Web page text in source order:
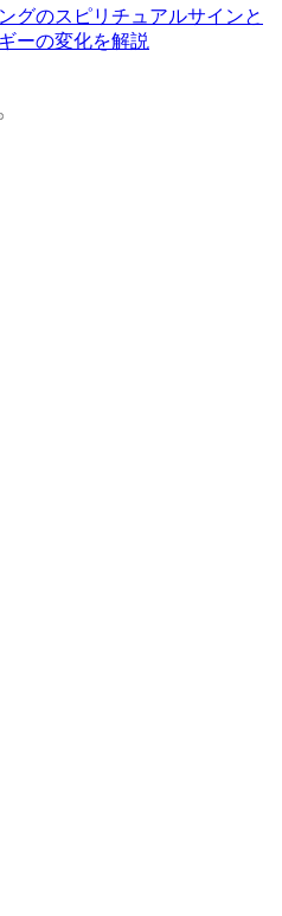
グのスピリチュアルサインと
ーの変化を解説